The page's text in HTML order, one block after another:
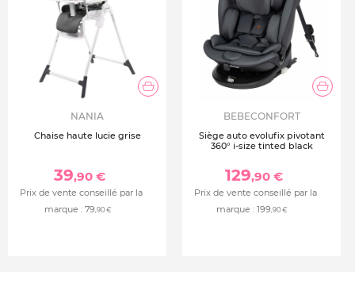
NANIA
Chaise haute lucie grise
39,90 €
Prix de vente conseillé par la
marque : 79,90 €
BEBECONFORT
Siège auto evolufix pivotant
360° i-size tinted black
129,90 €
Prix de vente conseillé par la
marque : 199,90 €